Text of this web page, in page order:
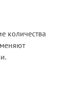
количества